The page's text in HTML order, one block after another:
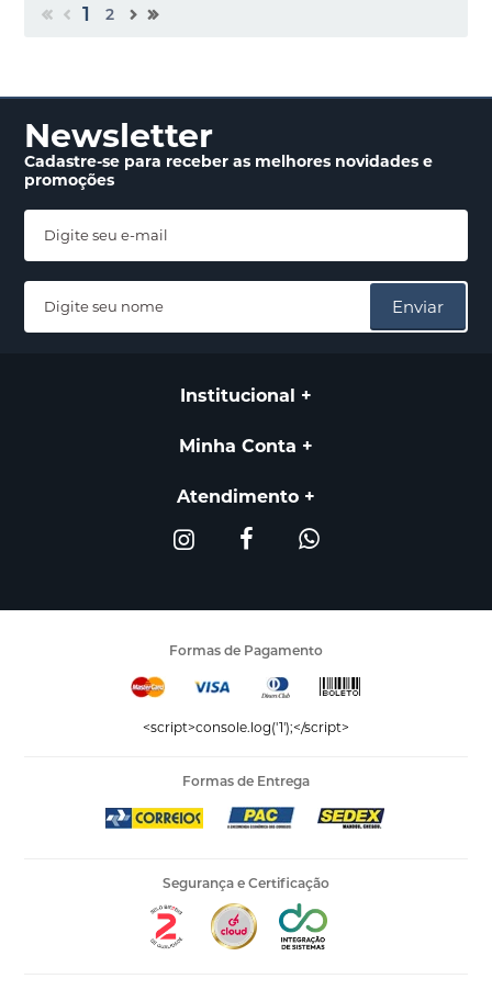
1 2
Newsletter
Cadastre-se para receberas melhores novidadese
promoções
Enviar
Institucional
Minha Conta
Atendimento
Formas de Pagamento
<script>console.log('1');</script>
Formas de Entrega
Segurança e Certificação